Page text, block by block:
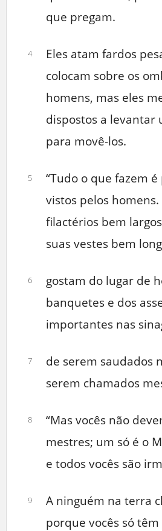
que pregam.
4
Eles atam fardos
colocam sobre os
homens, mas eles
dispostos a levantar
para movê-los.
5
“Tudo o que fazem
vistos pelos homens.
filactérios bem
suas vestes bem
6
gostam do lugar de
banquetes e dos
importantes nas
7
de serem saudados
serem chamados
8
“Mas vocês não
mestres; um só é o
e todos vocês são
9
A ninguém na terra
porque vocês só